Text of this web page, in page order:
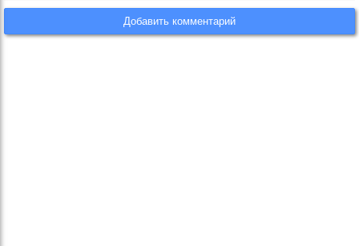
Добавить комментарий